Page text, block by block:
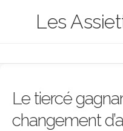
Les
Le tiercé
changement